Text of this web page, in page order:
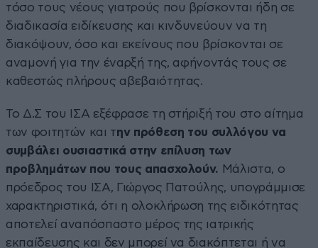
τόσο τους νέους γιατρούς που βρίσκονται ήδη σε
διαδικασία ειδίκευσης και κινδυνεύουν να τη
διακόψουν, όσο και εκείνους που βρίσκονται σε
αναμονή για την έναρξή της, αφήνοντάς τους σε
καθεστώς πλήρους αβεβαιότητας.
Το Δ.Σ του ΙΣΑ εξέφρασε τη στήριξή του στο αίτημα
των φοιτητών και την πρόθεση του συλλόγου να
συμβάλει ουσιαστικά στην επίλυση των
προβλημάτων που τους απασχολούν. Μάλιστα, ο
πρόεδρος του ΙΣΑ, Γιώργος Πατούλης, υπογράμμισε
χαρακτηριστικά, ότι η ολοκλήρωση της ειδικότητας
αποτελεί αναπόσπαστο μέρος της ιατρικής
εκπαίδευσης και δεν μπορεί να διακόπτεται ή να